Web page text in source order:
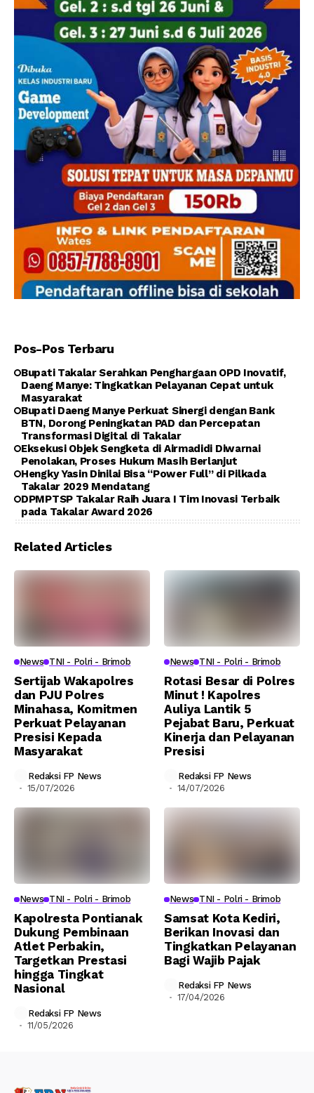
Pos-Pos Terbaru
Bupati Takalar Serahkan Penghargaan OPD Inovatif,
Daeng Manye: Tingkatkan Pelayanan Cepat untuk
Masyarakat
Bupati Daeng Manye Perkuat Sinergi dengan Bank
BTN, Dorong Peningkatan PAD dan Percepatan
Transformasi Digital di Takalar
Eksekusi Objek Sengketa di Airmadidi Diwarnai
Penolakan, Proses Hukum Masih Berlanjut
Hengky Yasin Dinilai Bisa “Power Full” di Pilkada
Takalar 2029 Mendatang
DPMPTSP Takalar Raih Juara I Tim Inovasi Terbaik
pada Takalar Award 2026
Related Articles
News TNI - Polri - Brimob
Sertijab Wakapolres
dan PJU Polres
Minahasa, Komitmen
Perkuat Pelayanan
Presisi Kepada
Masyarakat
Redaksi FP News
15/07/2026
News TNI - Polri - Brimob
Rotasi Besar di Polres
Minut ! Kapolres
Auliya Lantik 5
Pejabat Baru, Perkuat
Kinerja dan Pelayanan
Presisi
Redaksi FP News
14/07/2026
News TNI - Polri - Brimob
Kapolresta Pontianak
Dukung Pembinaan
Atlet Perbakin,
Targetkan Prestasi
hingga Tingkat
Nasional
Redaksi FP News
11/05/2026
News TNI - Polri - Brimob
Samsat Kota Kediri,
Berikan Inovasi dan
Tingkatkan Pelayanan
Bagi Wajib Pajak
Redaksi FP News
17/04/2026